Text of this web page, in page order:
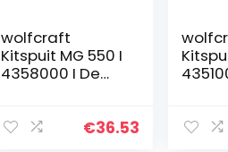
wolfcraft
Kitspuit MG 550 I
4358000 I De
€36.53
doe-